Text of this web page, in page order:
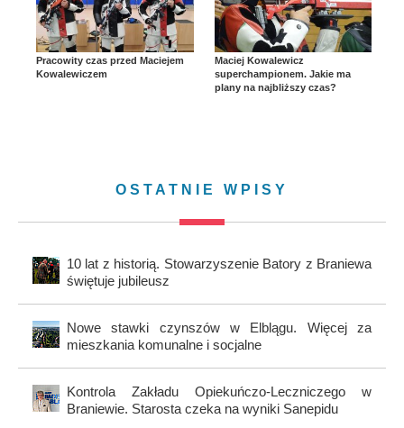
Pracowity czas przed Maciejem
Kowalewiczem
Maciej Kowalewicz
superchampionem. Jakie ma
plany na najbliższy czas?
OSTATNIE WPISY
10 lat z historią. Stowarzyszenie Batory z Braniewa
świętuje jubileusz
Nowe stawki czynszów w Elblągu. Więcej za
mieszkania komunalne i socjalne
Kontrola Zakładu Opiekuńczo-Leczniczego w
Braniewie. Starosta czeka na wyniki Sanepidu